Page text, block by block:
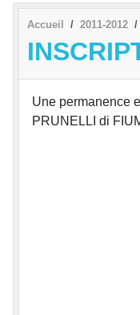
Accueil 2011-2012
Une permanence
PRUNELLI di